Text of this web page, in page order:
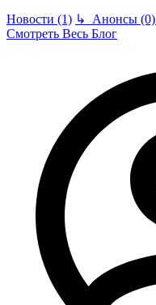
Новости (1) ↳ Анонсы (0)
Смотреть Весь Блог